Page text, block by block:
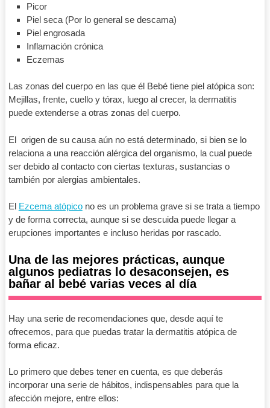
Picor
Piel seca (Por lo general se descama)
Piel engrosada
Inflamación crónica
Eczemas
Las zonas del cuerpo en las que él Bebé tiene piel atópica son:
Mejillas, frente, cuello y tórax, luego al crecer, la dermatitis
puede extenderse a otras zonas del cuerpo.
El origen de su causa aún no está determinado, si bien se lo
relaciona a una reacción alérgica del organismo, la cual puede
ser debido al contacto con ciertas texturas, sustancias o
también por alergias ambientales.
El Ezcema atópicono es un problema grave si se trata a tiempo
y de forma correcta, aunque si se descuida puede llegar a
erupciones importantes e incluso heridas por rascado.
Una de las mejores prácticas, aunque
algunos pediatras lo desaconsejen, es
bañar al bebé varias veces al día
Hay una serie de recomendaciones que, desde aquí te
ofrecemos, para que puedas tratar la dermatitis atópica de
forma eficaz.
Lo primero que debes tener en cuenta, es que deberás
incorporar una serie de hábitos, indispensables para que la
afección mejore, entre ellos: